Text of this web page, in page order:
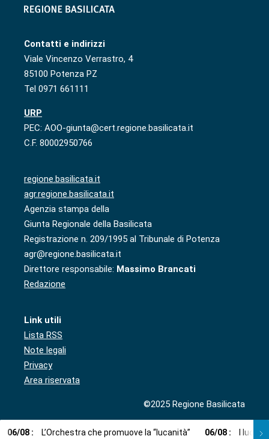
Contatti e indirizzi
Viale Vincenzo Verrastro, 4
85100 Potenza PZ
Tel 0971 661111
URP
PEC: AOO-giunta@cert.regione.basilicata.it
C.F. 80002950766
regione.basilicata.it
agr.regione.basilicata.it
Agenzia stampa della
Giunta Regionale della Basilicata
Registrazione n. 209/1995 al Tribunale di Potenza
agr@regione.basilicata.it
Direttore responsabile: Massimo Brancati
Redazione
Link utili
Lista RSS
Note legali
Privacy
Area riservata
©2025 Regione Basilicata
06/08 : L’Orchestra che promuove la “lucanità” 06/08 : I